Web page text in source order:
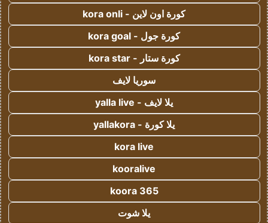
كورة اون لاين - kora onli
كورة جول - kora goal
كورة ستار - kora star
سوريا لايف
يلا لايف - yalla live
يلا كورة - yallakora
kora live
kooralive
koora 365
يلا شوت